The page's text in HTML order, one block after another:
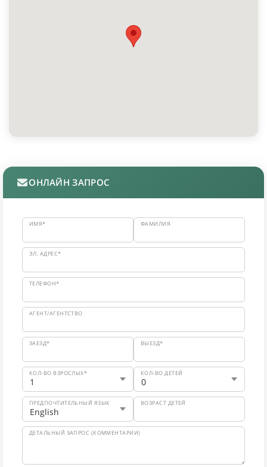
ОНЛАЙН ЗАПРОС
ИМЯ* ФАМИЛИЯ
ЭЛ. АДРЕС*
ТЕЛЕФОН*
АГЕНТ/АГЕНТСТВО
ЗАЕЗД* ВЫЕЗД*
КОЛ-ВО ВЗРОСЛЫХ* КОЛ-ВО ДЕТЕЙ
ПРЕДПОЧТИТЕЛЬНЫЙ ЯЗЫК ВОЗРАСТ ДЕТЕЙ
ДЕТАЛЬНЫЙ ЗАПРОС (КОММЕНТАРИИ)